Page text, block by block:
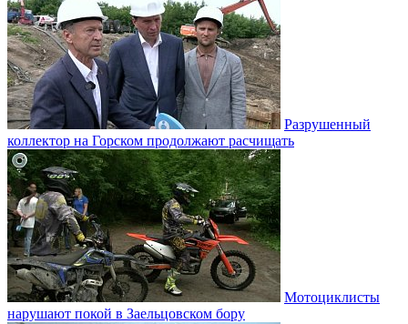
Разрушенный
коллектор на Горском продолжают расчищать
Мотоциклисты
нарушают покой в Заельцовском бору